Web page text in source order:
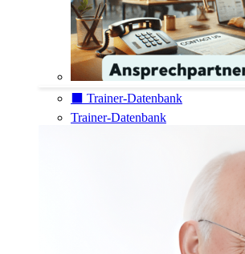
⬛️ Trainer-Datenbank
Trainer-Datenbank